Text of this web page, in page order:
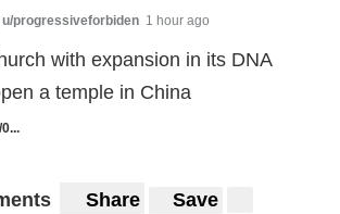
u/progressiveforbiden 1 hour ago
with expansion in its DNA
a temple in China
Share Save